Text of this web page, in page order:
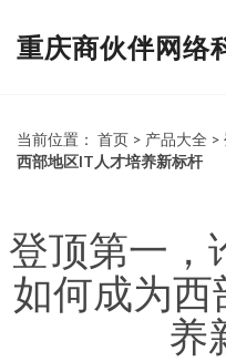
重庆商伙伴网络
当前位置： 首页 > 产品大全 >
西部地区IT人才培养新标杆
登顶第一，
如何成为西
养